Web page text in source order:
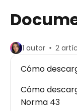
1 autor 2
Cómo
Cómo
Norma 43